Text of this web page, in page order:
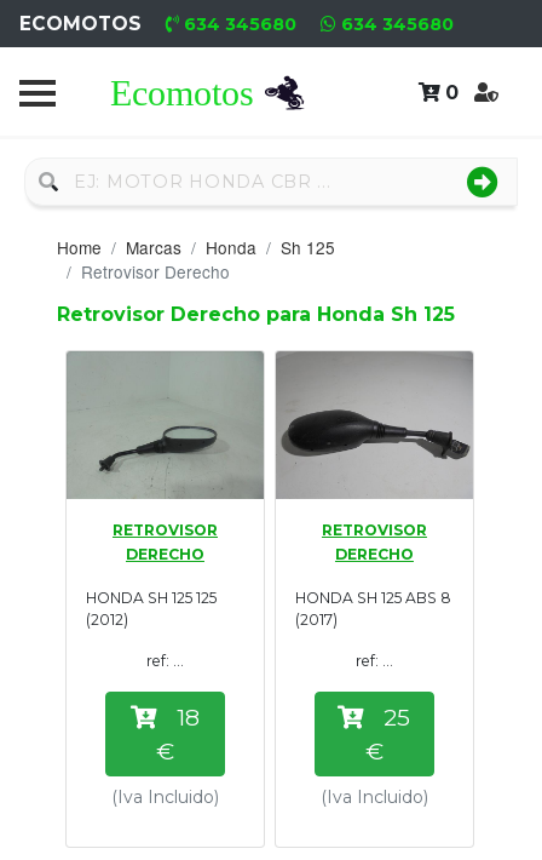
ECOMOTOS 634 345680 634 345680
0
Home
Nuevo
Neumáticos
Campa
Nuevos
Motores
Usados
Formulario
Empresa
Contacto
Home Marcas Honda
Sh 125
Retrovisor Derecho
Retrovisor Derecho para Honda Sh 125
RETROVISOR
DERECHO
HONDA SH 125 125
(2012)
ref: ...
18
€
(Iva Incluido)
RETROVISOR
DERECHO
HONDA SH 125 ABS 8
(2017)
ref: ...
25
€
(Iva Incluido)